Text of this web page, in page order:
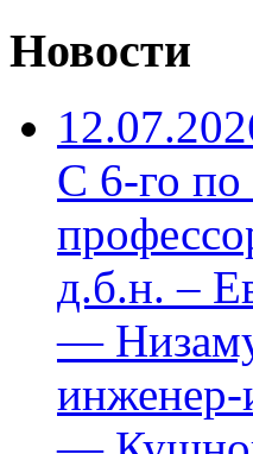
Новости
С 6-го
д.б.н. –
—
инженер-